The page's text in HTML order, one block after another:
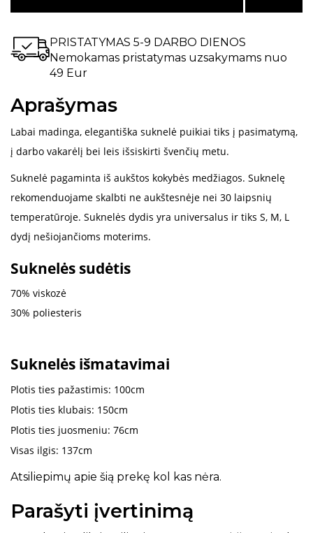
PRISTATYMAS 5-9 DARBO DIENOS
Nemokamas pristatymas uzsakymams nuo
49 Eur
Aprašymas
Labai madinga, elegantiška suknelė puikiai tiks į pasimatymą,
į darbo vakarėlį bei leis išsiskirti švenčių metu.
Suknelė pagaminta iš aukštos kokybės medžiagos. Suknelę
rekomenduojame skalbti ne aukštesnėje nei 30 laipsnių
temperatūroje. Suknelės dydis yra universalus ir tiks S, M, L
dydį nešiojančioms moterims.
Suknelės sudėtis
70% viskozė
30% poliesteris
Suknelės išmatavimai
Plotis ties pažastimis: 100cm
Plotis ties klubais: 150cm
Plotis ties juosmeniu: 76cm
Visas ilgis: 137cm
Atsiliepimų apie šią prekę kol kas nėra.
Parašyti įvertinimą